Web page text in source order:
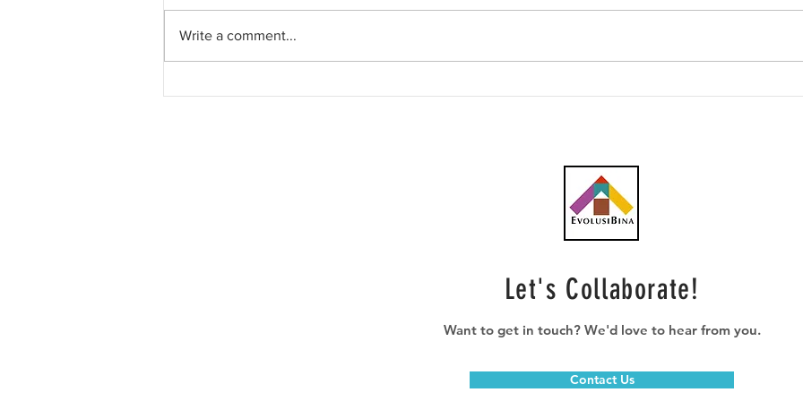
Pembangunan Tanah Rizab
Write a comment...
Let's Collaborate!
Want to get in touch? We'd love to hear from you.
Contact Us